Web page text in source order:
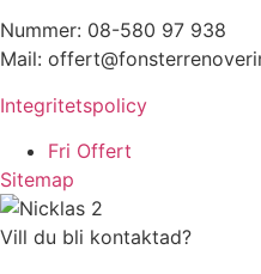
Nummer: 08-580 97 938
Mail:
Integritetspolicy
Fri Offert
Sitemap
Vill du bli kontaktad?